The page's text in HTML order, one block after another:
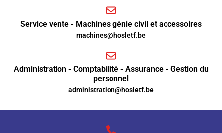
Service vente - Machines génie civil et accessoires
machines@hosletf.be
Administration - Comptabilité - Assurance - Gestion du
personnel
administration@hosletf.be